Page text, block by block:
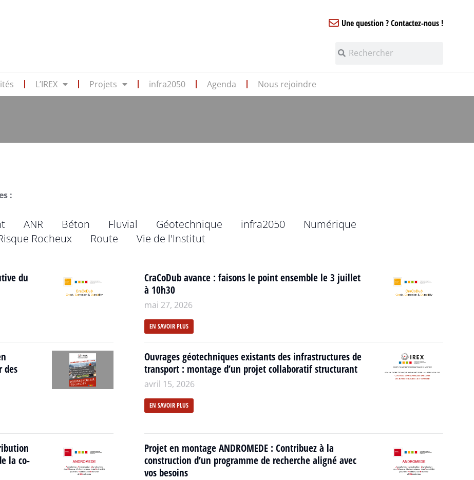
Une question ? Contactez-nous !
L’IREX Projets infra2050 Agenda Nous rejoindre
:
ANR Béton Fluvial Géotechnique infra2050
Numérique
Rocheux Route Vie de l'Institut
du
CraCoDub avance : faisons le point ensemble le 3 juillet
à 10h30
mai 27, 2026
EN SAVOIR PLUS
des
Ouvrages géotechniques existants des infrastructures de
transport : montage d’un projet collaboratif structurant
avril 15, 2026
EN SAVOIR PLUS
la co-
Projet en montage ANDROMEDE : Contribuez à la
construction d’un programme de recherche aligné avec
vos besoins